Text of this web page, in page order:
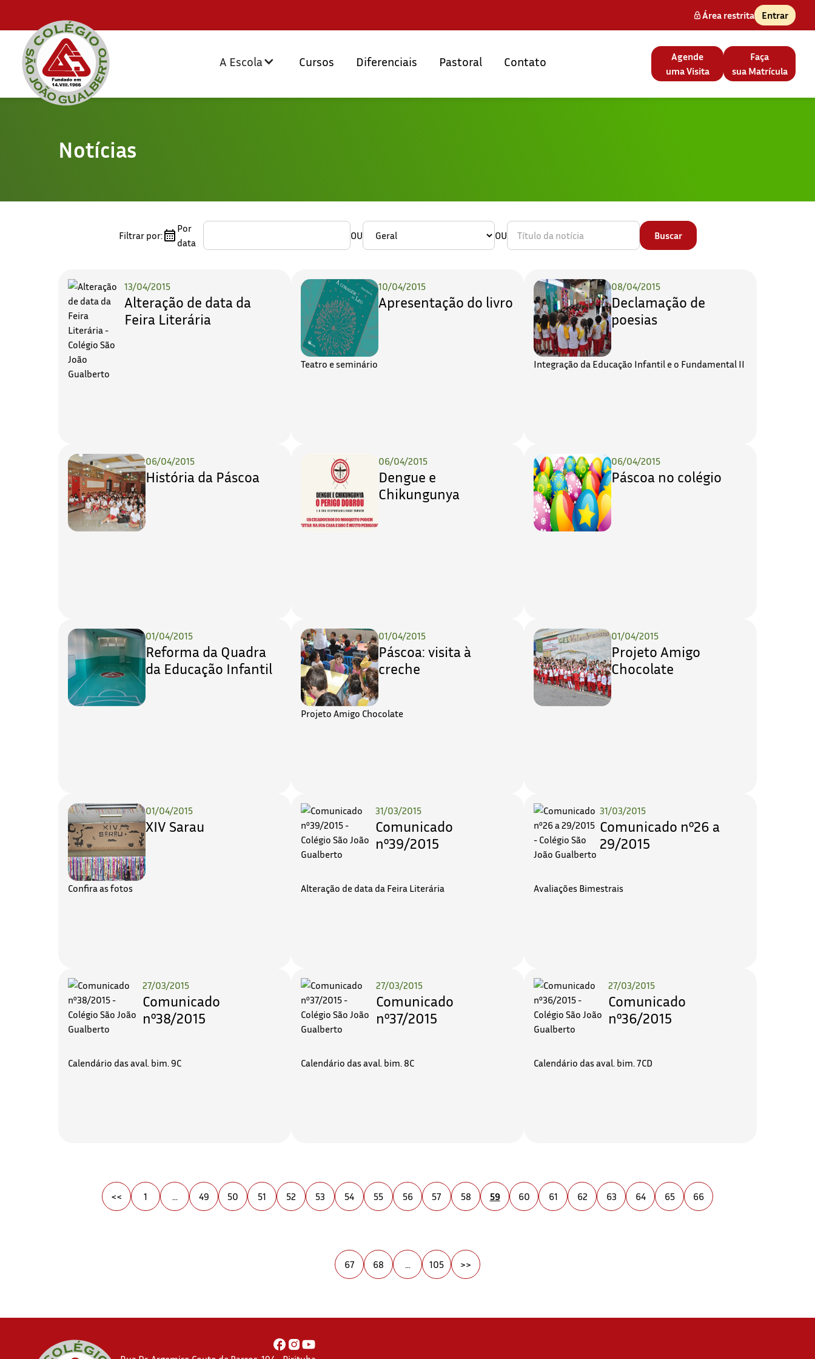
Área restrita Entrar
A Escola Cursos Diferenciais Pastoral Contato
Agende
uma Visita
Faça
sua Matrícula
Notícias
Filtrar por:
Por
data
OU OU
13/04/2015
Alteração de data da
Feira Literária
10/04/2015
Apresentação do livro
Teatro e seminário
08/04/2015
Declamação de
poesias
Integração da Educação Infantil e o Fundamental II
06/04/2015
História da Páscoa
06/04/2015
Dengue e
Chikungunya
06/04/2015
Páscoa no colégio
01/04/2015
Reforma da Quadra
da Educação Infantil
01/04/2015
Páscoa: visita à
creche
Projeto Amigo Chocolate
01/04/2015
Projeto Amigo
Chocolate
01/04/2015
XIV Sarau
Confira as fotos
31/03/2015
Comunicado
nº39/2015
Alteração de data da Feira Literária
31/03/2015
Comunicado nº26 a
29/2015
Avaliações Bimestrais
27/03/2015
Comunicado
nº38/2015
Calendário das aval. bim. 9C
27/03/2015
Comunicado
nº37/2015
Calendário das aval. bim. 8C
27/03/2015
Comunicado
nº36/2015
Calendário das aval. bim. 7CD
<< 1 ... 49 50 51 52 53 54 55 56 57 58 59 60 61 62 63 64 65 66
67 68 ... 105 >>